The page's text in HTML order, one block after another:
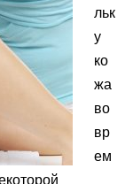
льк
у
ко
жа
во
вр
ем